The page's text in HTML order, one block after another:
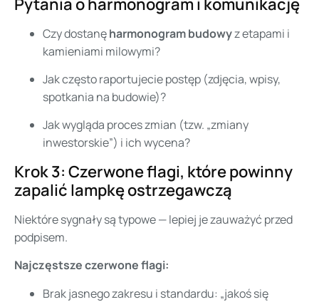
Czy dostanęharmonogram budowyz etapami i
kamieniami milowymi?
Jak często raportujecie postęp (zdjęcia, wpisy,
spotkania na budowie)?
Jak wygląda proces zmian (tzw. „zmiany
inwestorskie”) i ich wycena?
Krok 3: Czerwone flagi, które powinny
zapalić lampkę ostrzegawczą
Niektóre sygnały są typowe — lepiej je zauważyć przed
podpisem.
Najczęstsze czerwone flagi:
Brak jasnego zakresu i standardu: „jakoś się